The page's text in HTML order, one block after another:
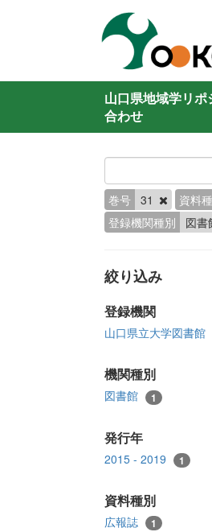
山口県地域学リ
合わせ
巻号 31 資料
登録機関種別
図書
絞り込み
登録機関
山口県立大学図書館
機関種別
図書館 1
発行年
2015 - 2019 1
資料種別
広報誌 1